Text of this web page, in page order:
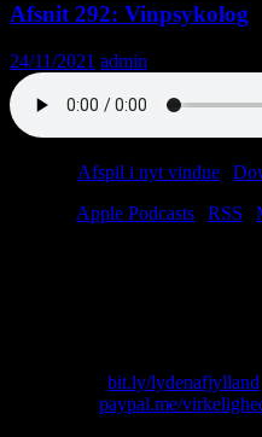
Afsnit 292: Vinpsykolog
24/11/2021 admin
Afspil i nyt vindue
Apple Podcasts RSS
bit.ly/lydenafjylland
paypal.me/